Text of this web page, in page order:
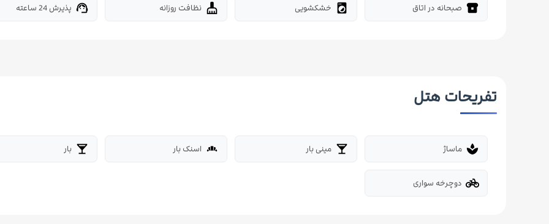
breakfast_dining صبحانه در اتاق local_laundry_service خشکشویی cleaning_services نظافت روزانه support_agent پذیرش 24 ساعته
تفریحات هتل
spa ماساژ local_bar مینی بار bakery_dining اسنک بار local_bar بار
pedal_bike دوچرخه سواری